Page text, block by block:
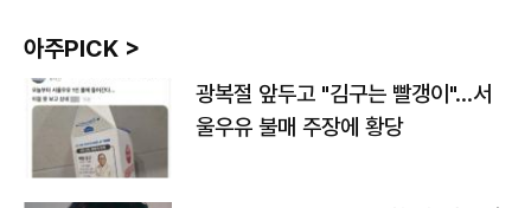
아주PICK >
광복절 앞두고 "김구는 빨갱이"…서
울우유 불매 주장에 황당